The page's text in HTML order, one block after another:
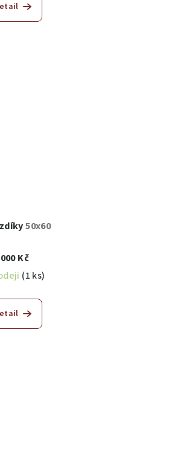
50x60
Kč
(1 ks)